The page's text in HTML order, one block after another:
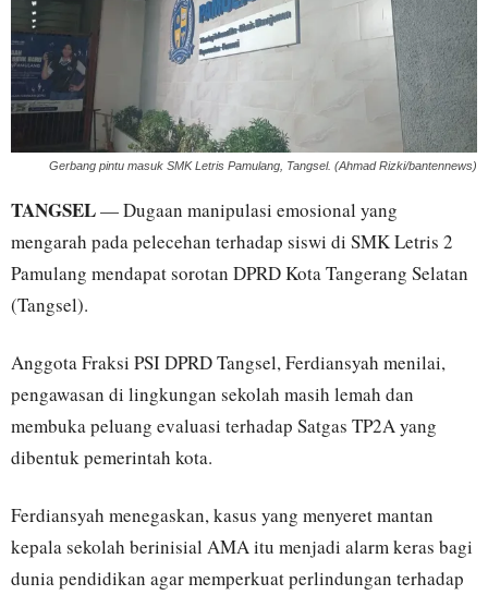
Gerbang pintu masuk SMK Letris Pamulang, Tangsel. (Ahmad Rizki/bantennews)
TANGSEL— Dugaan manipulasi emosional yang
mengarah pada pelecehan terhadap siswi di SMK Letris 2
Pamulang mendapat sorotan DPRD Kota Tangerang Selatan
(Tangsel).
Anggota Fraksi PSI DPRD Tangsel, Ferdiansyah menilai,
pengawasan di lingkungan sekolah masih lemah dan
membuka peluang evaluasi terhadap Satgas TP2A yang
dibentuk pemerintah kota.
Ferdiansyah menegaskan, kasus yang menyeret mantan
kepala sekolah berinisial AMA itu menjadi alarm keras bagi
dunia pendidikan agar memperkuat perlindungan terhadap